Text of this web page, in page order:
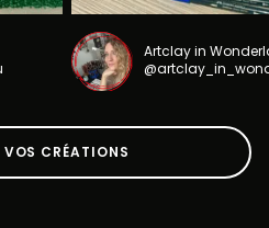
Artclay in
CRÉATIONS